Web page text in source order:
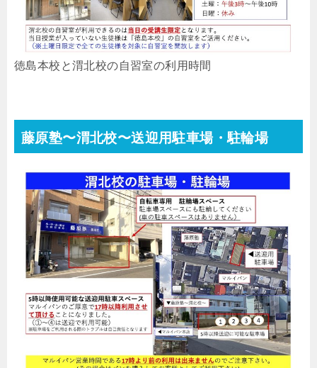
徳島本校と渭北校の自習室の利用時間
藤原塾〜渭北校〜送迎用駐車場・駐輪場